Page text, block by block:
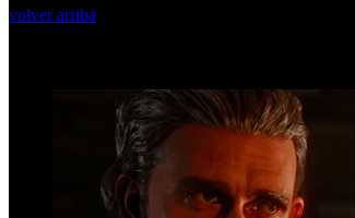
volver arriba